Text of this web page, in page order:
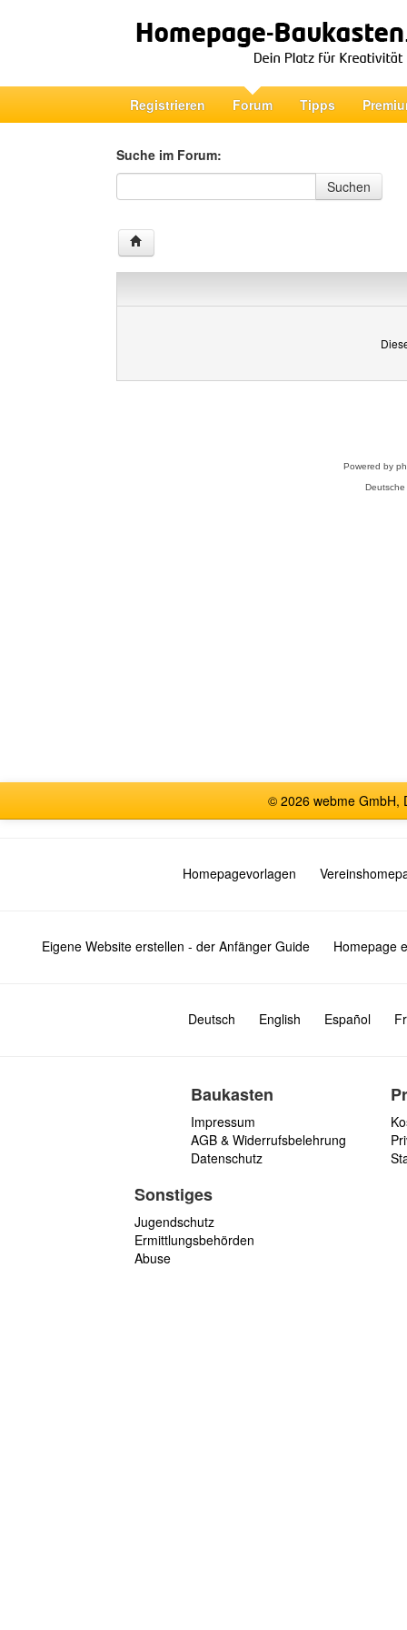
Registrieren Forum Tipps
Suche im Forum:
Suche im Forum
Suchen
Powered by
© 2026 webme GmbH,
Homepagevorlagen
Eigene Website erstellen - der Anfänger Guide Homepage
Deutsch English Español
Baukasten
Impressum
AGB & Widerrufsbelehrung
Datenschutz
Sonstiges
Jugendschutz
Ermittlungsbehörden
Abuse